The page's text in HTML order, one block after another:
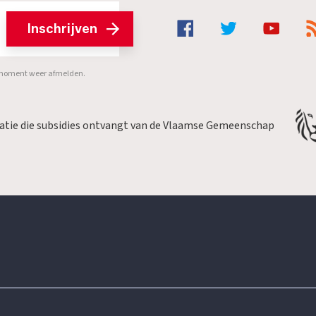
Inschrijven
weer afmelden.
die subsidies ontvangt van de Vlaamse Gemeenschap